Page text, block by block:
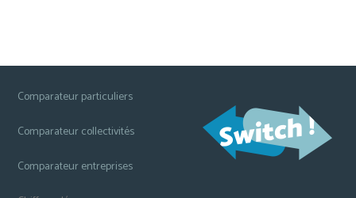
Comparateur particuliers
Comparateur collectivités
Comparateur entreprises